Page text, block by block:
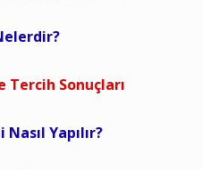
Sonuçları
Yapılır?